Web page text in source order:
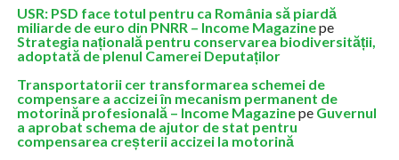
USR: PSD face totul pentru ca România să piardă
miliarde de euro din PNRR – Income Magazinepe
Strategia națională pentru conservarea biodiversității,
adoptată de plenul Camerei Deputaților
Transportatorii cer transformarea schemei de
compensare a accizei în mecanism permanent de
motorină profesională – Income Magazinepe Guvernul
a aprobat schema de ajutor de stat pentru
compensarea creșterii accizei la motorină